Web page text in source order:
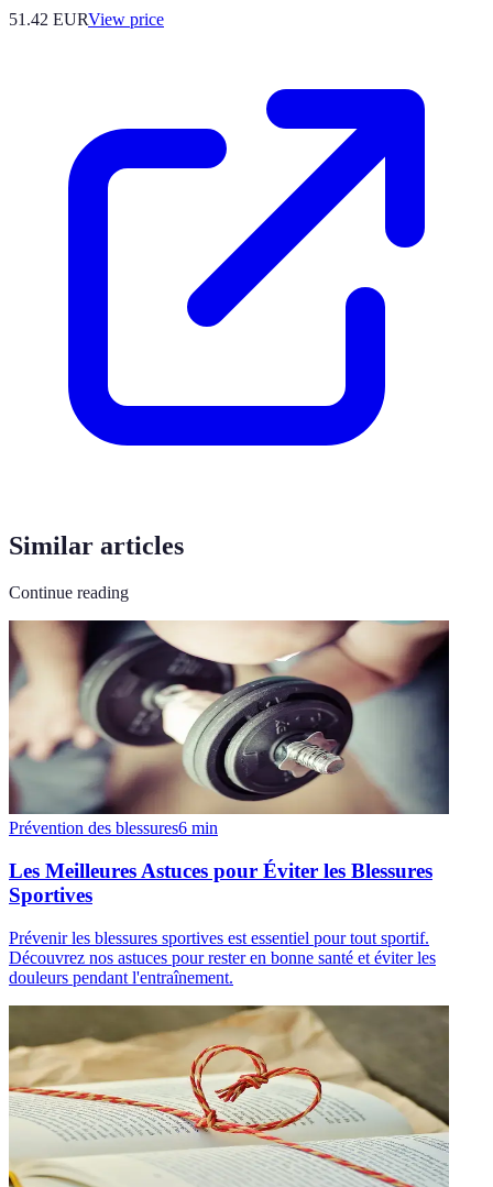
51.42 EURView price
Similar articles
Continue reading
Prévention des blessures6 min
Les Meilleures Astuces pour Éviter les Blessures
Sportives
Prévenir les blessures sportives est essentiel pour tout sportif.
Découvrez nos astuces pour rester en bonne santé et éviter les
douleurs pendant l'entraînement.